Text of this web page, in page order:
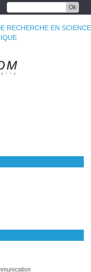
Ok
RECHERCHE EN